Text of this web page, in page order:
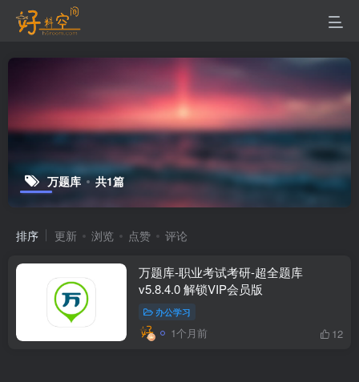
万题库 共1篇
排序 更新 浏览 点赞 评论
万题库-职业考试考研-超全题库
v5.8.4.0 解锁VIP会员版
办公学习
1个月前 12